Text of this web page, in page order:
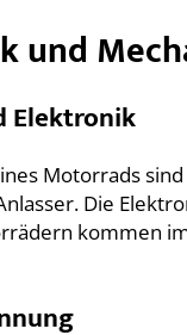
und
Elektronik
Motorrads
Die
kommen